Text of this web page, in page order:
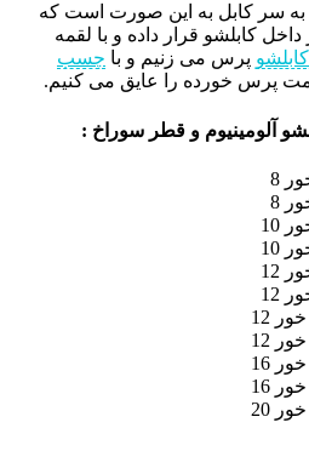
به سر کابل به این صورت است که
کابلشو قرار داده و با لقمه
پرس می زنیم و با چسب
پرس خورده را عایق می کنیم.
آلومینیوم و قطر سوراخ :